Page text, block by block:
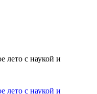
с наукой и
с наукой и